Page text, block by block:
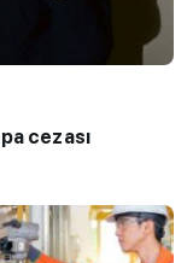
cezası